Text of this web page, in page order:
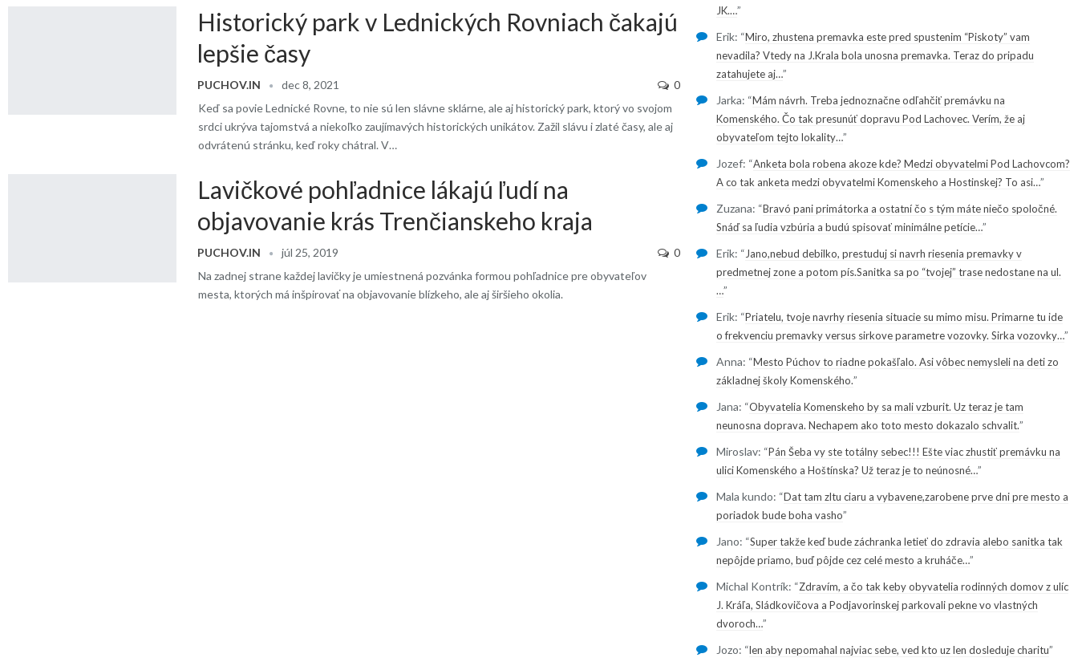
Historický park v Lednických Rovniach čakajú
lepšie časy
PUCHOV.IN dec 8, 2021
0
Keď sa povie Lednické Rovne, to nie sú len slávne sklárne, ale aj historický park, ktorý vo svojom
srdci ukrýva tajomstvá a niekoľko zaujímavých historických unikátov. Zažil slávu i zlaté časy, ale aj
odvrátenú stránku, keď roky chátral. V…
Lavičkové pohľadnice lákajú ľudí na
objavovanie krás Trenčianskeho kraja
PUCHOV.IN júl 25, 2019
0
Na zadnej strane každej lavičky je umiestnená pozvánka formou pohľadnice pre obyvateľov
mesta, ktorých má inšpirovať na objavovanie blízkeho, ale aj širšieho okolia.
JK.…”
Erik: “Miro, zhustena premavka este pred spustenim “Piskoty” vam
nevadila? Vtedy na J.Krala bola unosna premavka. Teraz do pripadu
zatahujete aj…”
Jarka: “Mám návrh. Treba jednoznačne odľahčiť premávku na
Komenského. Čo tak presunúť dopravu Pod Lachovec. Verím, že aj
obyvateľom tejto lokality…”
Jozef: “Anketa bola robena akoze kde? Medzi obyvatelmi Pod Lachovcom?
A co tak anketa medzi obyvatelmi Komenskeho a Hostinskej? To asi…”
Zuzana: “Bravó pani primátorka a ostatní čo s tým máte niečo spoločné.
Snáď sa ľudia vzbúria a budú spisovať minimálne petície…”
Erik: “ Jano,nebud debilko, prestuduj si navrh riesenia premavky v
predmetnej zone a potom pís.Sanitka sa po “tvojej” trase nedostane na ul.
…”
Erik: “Priatelu, tvoje navrhy riesenia situacie su mimo misu. Primarne tu ide
o frekvenciu premavky versus sirkove parametre vozovky. Sirka vozovky…”
Anna: “Mesto Púchov to riadne pokašľalo. Asi vôbec nemysleli na deti zo
základnej školy Komenského.”
Jana: “Obyvatelia Komenskeho by sa mali vzburit. Uz teraz je tam
neunosna doprava. Nechapem ako toto mesto dokazalo schvalit.”
Miroslav: “Pán Šeba vy ste totálny sebec!!! Ešte viac zhustiť premávku na
ulici Komenského a Hoštínska? Už teraz je to neúnosné…”
Mala kundo: “Dat tam zltu ciaru a vybavene,zarobene prve dni pre mesto a
poriadok bude boha vasho”
Jano: “Super takže keď bude záchranka letieť do zdravia alebo sanitka tak
nepôjde priamo, buď pôjde cez celé mesto a kruháče…”
Michal Kontrík: “Zdravím, a čo tak keby obyvatelia rodinných domov z ulíc
J. Kráľa, Sládkovičova a Podjavorinskej parkovali pekne vo vlastných
dvoroch…”
Jozo: “len aby nepomahal najviac sebe, ved kto uz len dosleduje charitu”